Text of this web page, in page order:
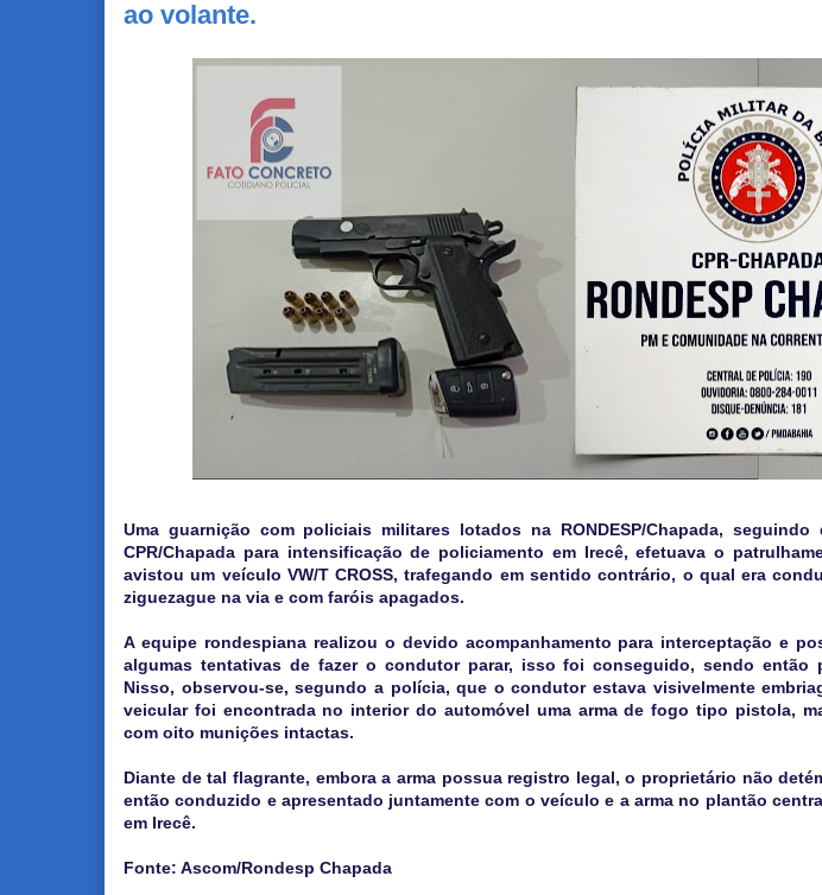
ao volante.
Uma guarnição com policiais militares lotados na RONDESP/Chapada,
CPR/Chapada para intensificação de policiamento em Irecê, efetuava o
avistou um veículo VW/T CROSS, trafegando em sentido contrário, o qual era
ziguezague na via e com faróis apagados.
A equipe rondespiana realizou o devido acompanhamento para interceptação e
algumas tentativas de fazer o condutor parar, isso foi conseguido, sendo então
Nisso, observou-se, segundo a polícia, que o condutor estava visivelmente
veicular foi encontrada no interior do automóvel uma arma de fogo tipo pistola,
com oito munições intactas.
Diante de tal flagrante, embora a arma possua registro legal, o proprietário não
então conduzido e apresentado juntamente com o veículo e a arma no plantão
em Irecê.
Fonte: Ascom/Rondesp Chapada